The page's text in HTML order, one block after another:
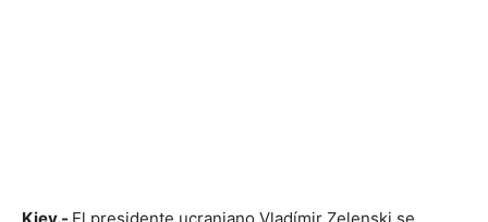
Kiev.- El presidente ucraniano Vladímir Zelenski se